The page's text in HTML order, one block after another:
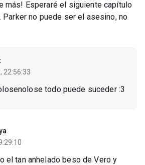
más! Esperaré el siguiente capítulo
Parker no puede ser el asesino, no
22:56:33
todo puede suceder :3
el tan anhelado beso de Vero y